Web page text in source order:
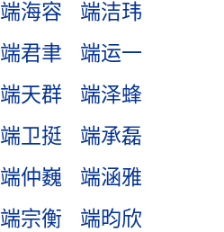
端海容
端洁玮
端君聿
端运一
端天群
端泽蜂
端卫挺
端承磊
端仲巍
端涵雅
端宗衡
端昀欣